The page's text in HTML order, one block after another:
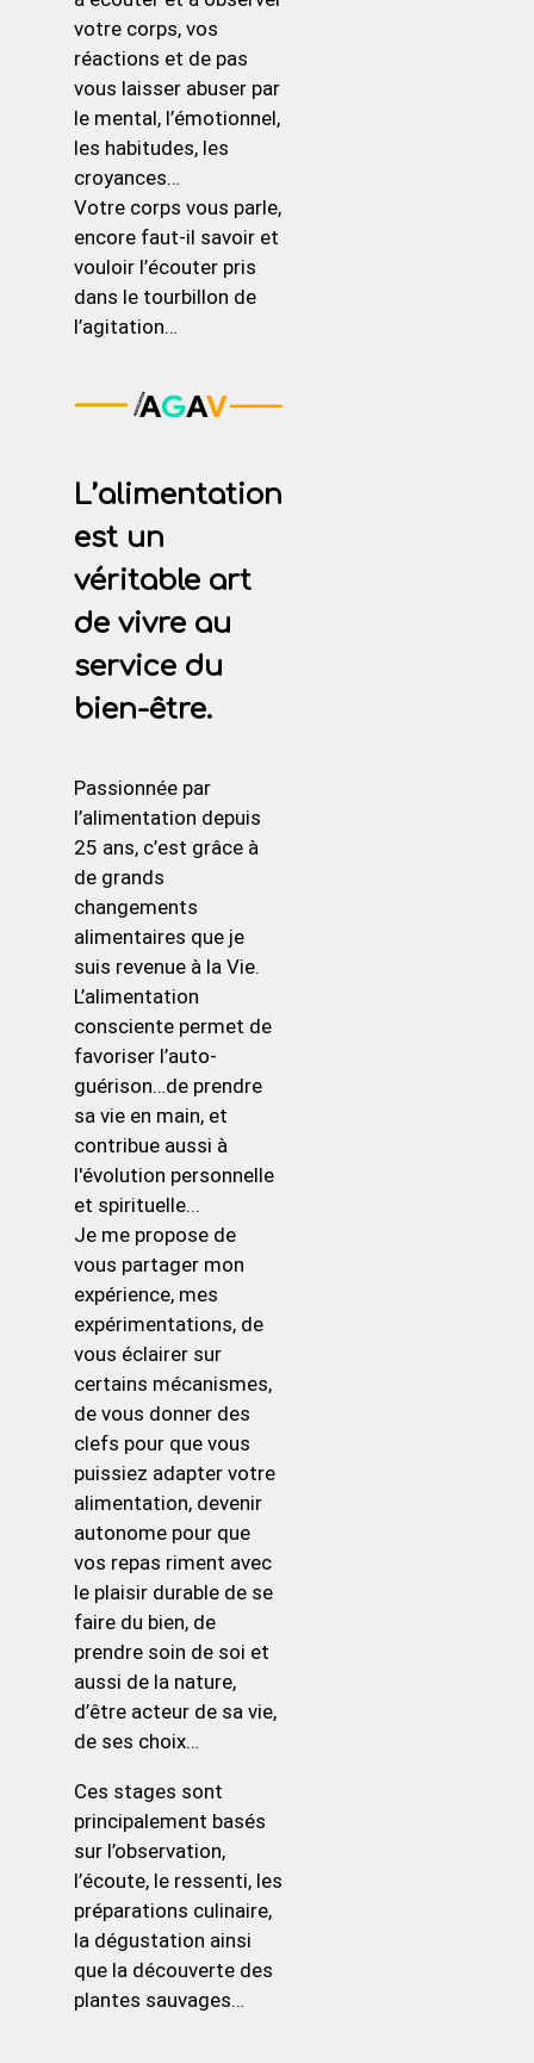
votre corps, vos
réactions et de pas
vous laisser abuser par
le mental, l’émotionnel,
les habitudes, les
croyances…
Votre corps vous parle,
encore faut-il savoir et
vouloir l’écouter pris
dans le tourbillon de
l’agitation…
L’alimentation
est un
véritable art
de vivre au
service du
bien-être.
Passionnée par
l’alimentation depuis
25 ans, c’est grâce à
de grands
changements
alimentaires que je
suis revenue à la Vie.
L’alimentation
consciente permet de
favoriser l’auto-
guérison…de prendre
sa vie en main, et
contribue aussi à
l'évolution personnelle
et spirituelle...
Je me propose de
vous partager mon
expérience, mes
expérimentations, de
vous éclairer sur
certains mécanismes,
de vous donner des
clefs pour que vous
puissiez adapter votre
alimentation, devenir
autonome pour que
vos repas riment avec
le plaisir durable de se
faire du bien, de
prendre soin de soi et
aussi de la nature,
d’être acteur de sa vie,
de ses choix…
Ces stages sont
principalement basés
sur l’observation,
l’écoute, le ressenti, les
préparations culinaire,
la dégustation ainsi
que la découverte des
plantes sauvages…